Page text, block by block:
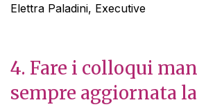
Elettra Paladini, Executive
4. Fare i colloqui
sempre aggiornata